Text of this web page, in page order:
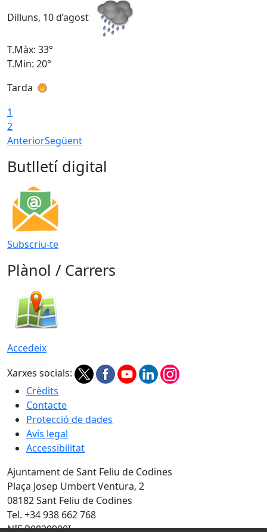
Dilluns, 10 d’agost
T.Màx: 33°
T.Min: 20°
Tarda
1
2
AnteriorSegüent
Butlletí digital
Subscriu-te
Plànol / Carrers
Accedeix
Xarxes socials:
Crèdits
Contacte
Protecció de dades
Avís legal
Accessibilitat
Ajuntament de Sant Feliu de Codines
Plaça Josep Umbert Ventura, 2
08182 Sant Feliu de Codines
Tel. +34 938 662 768
NIF P0820900I